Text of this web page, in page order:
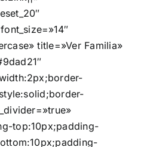
title=»Ver Familia»
top:10px;padding-